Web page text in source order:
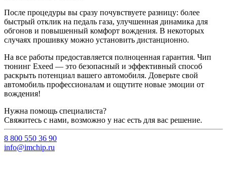
После процедуры вы сразу почувствуете разницу: более
быстрый отклик на педаль газа, улучшенная динамика для
обгонов и повышенный комфорт вождения. В некоторых
случаях прошивку можно установить дистанционно.
На все работы предоставляется полноценная гарантия. Чип
тюнинг Exeed — это безопасный и эффективный способ
раскрыть потенциал вашего автомобиля. Доверьте свой
автомобиль профессионалам и ощутите новые эмоции от
вождения!
Нужна помощь специалиста?
Свяжитесь с нами, возможно у нас есть для вас решение.
8 800 550 36 90
info@imchip.ru